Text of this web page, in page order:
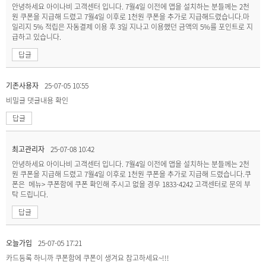
안녕하세요 아이나비 고객센터 입니다. 7월4일 이전에 앱을 설치하는 분들께는 2천
원 쿠폰을 지급해 드렸고 7월4일 이후로 1천원 쿠폰을 추가로 지급해드렸습니다.마
일리지 5% 적립은 자동결제 이용 후 3일 지나고 이용했던 금액의 5%를 포인트로 지
급하고 있습니다.
답글
기존사용자 25-07-05 10:55
비밀글 댓글내용 확인
답글
최고관리자 25-07-08 10:42
안녕하세요 아이나비 고객센터 입니다. 7월4일 이전에 앱을 설치하는 분들께는 2천
원 쿠폰을 지급해 드렸고 7월4일 이후로 1천원 쿠폰을 추가로 지급해 드렸습니다.쿠
폰은 메뉴> 쿠폰함에 쿠폰 확인해 주시고 없을 경우 1833-4242 고객센터로 문의 부
탁 드립니다.
답글
오늘가입
25-07-05 17:21
카드등록 하니까 쿠폰함에 쿠폰이 생겨요 참고하세요~!!!